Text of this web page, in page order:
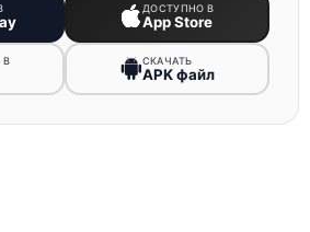
ДОСТУПНО В
App Store
В СКАЧАТЬ
APK файл